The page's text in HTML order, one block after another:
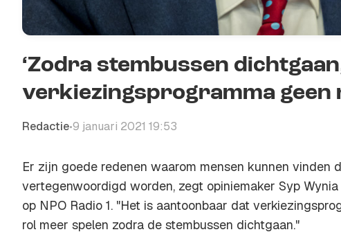
‘Zodra stembussen
verkiezingsprogramma geen
Redactie•9 januari 2021 19:53
Er zijn goede redenen waarom mensen kunnen vinden
vertegenwoordigd worden, zegt opiniemaker Syp Wynia
op NPO Radio 1. "Het is aantoonbaar dat
rol meer spelen zodra de stembussen dichtgaan."